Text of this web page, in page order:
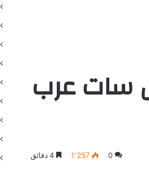
سات عرب
0 1٬257